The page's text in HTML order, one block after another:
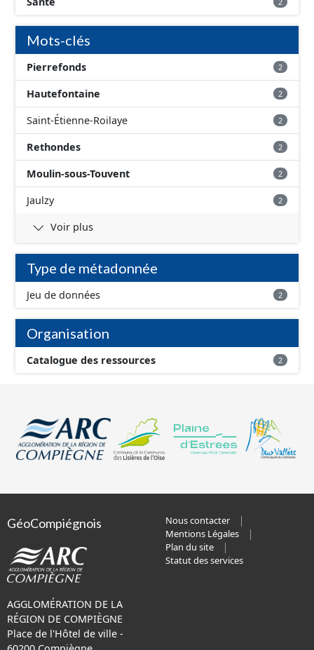
correspond aux périmètres administratifs des AAC et
aux périmètres des sous-secteurs des aires de Baugy et
des Hospices.
Mots-clés
Pierrefonds 2
Hautefontaine 2
Saint-Étienne-Roilaye 2
Rethondes 2
Moulin-sous-Touvent 2
Jaulzy 2
Voir plus
Type de métadonnée
Jeu de données 2
Organisation
Catalogue des ressources 2
GéoCompiégnois
AGGLOMÉRATION DE LA
RÉGION DE COMPIÈGNE
Place de l'Hôtel de ville -
Nous contacter
Mentions Légales
Plan du site
Statut des services